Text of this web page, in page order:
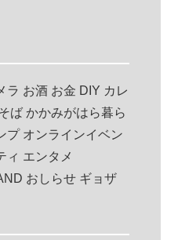
ラ お酒 お金 DIY カレ
ば かかみがはら暮ら
プ オンラインイベン
ィ エンタメ
おしらせ ギョザ